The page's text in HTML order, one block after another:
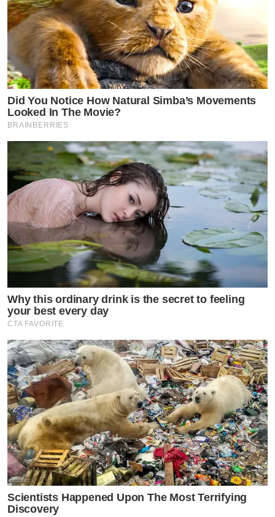
by TVPOOL ONLINE
Did You Notice How Natural Simba’s Movements
Looked In The Movie?
BRAINBERRIES
Why this ordinary drink is the secret to feeling
your best every day
CTA FAVORITE
Scientists Happened Upon The Most Terrifying
Discovery